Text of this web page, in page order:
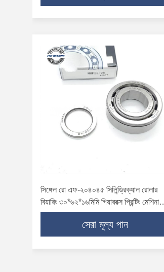
সিঙ্গেল রো এফ-২০৪০৪৫ সিলিন্ড্রিক্যাল রোলার
বিয়ারিং ৩০*৬২*১৬মিমি গিয়ারবক্স প্রিন্টিং মেশিনারি
স্পেশাল
সেরা মূল্য পান